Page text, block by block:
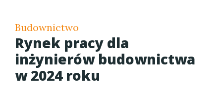
Budownictwo
Rynek pracy dla
inżynierów budownictwa
w 2024 roku